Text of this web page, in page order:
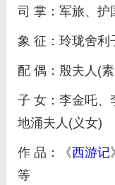
司 掌：军旅、护
象 征：玲珑舍利
配 偶：殷夫人(
子 女：李金吒、
地涌夫人(义女)
作 品：《西游记
等